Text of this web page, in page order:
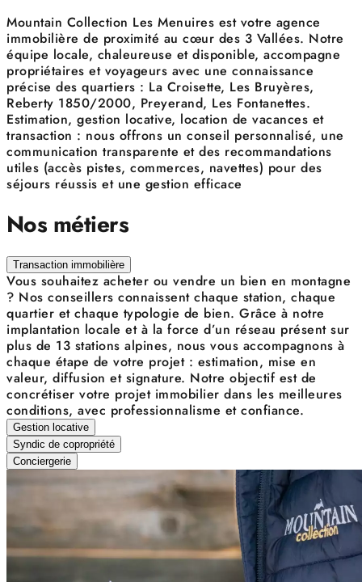
Mountain Collection Les Menuires est votre agence
immobilière de proximité au cœur des 3 Vallées. Notre
équipe locale, chaleureuse et disponible, accompagne
propriétaires et voyageurs avec une connaissance
précise des quartiers : La Croisette, Les Bruyères,
Reberty 1850/2000, Preyerand, Les Fontanettes.
Estimation, gestion locative, location de vacances et
transaction : nous offrons un conseil personnalisé, une
communication transparente et des recommandations
utiles (accès pistes, commerces, navettes) pour des
séjours réussis et une gestion efficace
Nos métiers
Transaction immobilière
Vous souhaitez acheter ou vendre un bien en montagne
? Nos conseillers connaissent chaque station, chaque
quartier et chaque typologie de bien. Grâce à notre
implantation locale et à la force d’un réseau présent sur
plus de 13 stations alpines, nous vous accompagnons à
chaque étape de votre projet : estimation, mise en
valeur, diffusion et signature. Notre objectif est de
concrétiser votre projet immobilier dans les meilleures
conditions, avec professionnalisme et confiance.
Gestion locative
Syndic de copropriété
Conciergerie